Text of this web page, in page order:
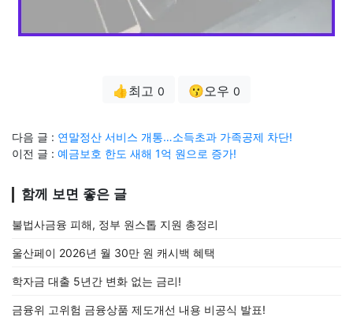
👍최고 0 😗오우 0
다음 글 : 연말정산 서비스 개통…소득초과 가족공제 차단!
이전 글 : 예금보호 한도 새해 1억 원으로 증가!
함께 보면 좋은 글
불법사금융 피해, 정부 원스톱 지원 총정리
울산페이 2026년 월 30만 원 캐시백 혜택
학자금 대출 5년간 변화 없는 금리!
금융위 고위험 금융상품 제도개선 내용 비공식 발표!